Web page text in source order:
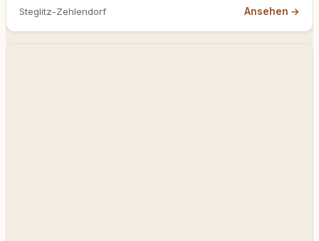
Steglitz-Zehlendorf Ansehen →